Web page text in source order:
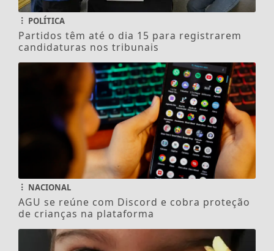
POLÍTICA
Partidos têm até o dia 15 para registrarem
candidaturas nos tribunais
NACIONAL
AGU se reúne com Discord e cobra proteção
de crianças na plataforma